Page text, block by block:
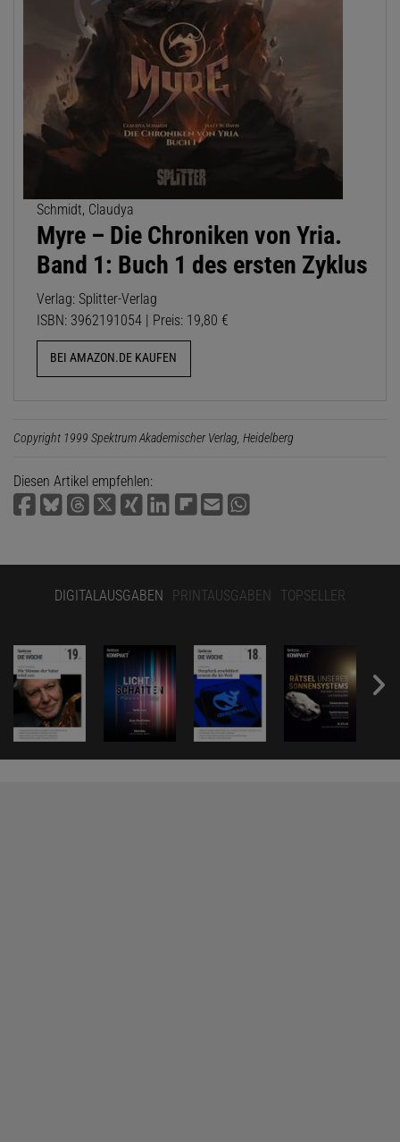
Schmidt, Claudya
Myre – Die Chroniken von Yria.
Band 1: Buch 1 des ersten Zyklus
Verlag: Splitter-Verlag
ISBN: 3962191054 | Preis: 19,80 €
BEI AMAZON.DE KAUFEN
Copyright 1999 Spektrum Akademischer Verlag, Heidelberg
Diesen Artikel empfehlen:
DIGITALAUSGABEN PRINTAUSGABEN TOPSELLER